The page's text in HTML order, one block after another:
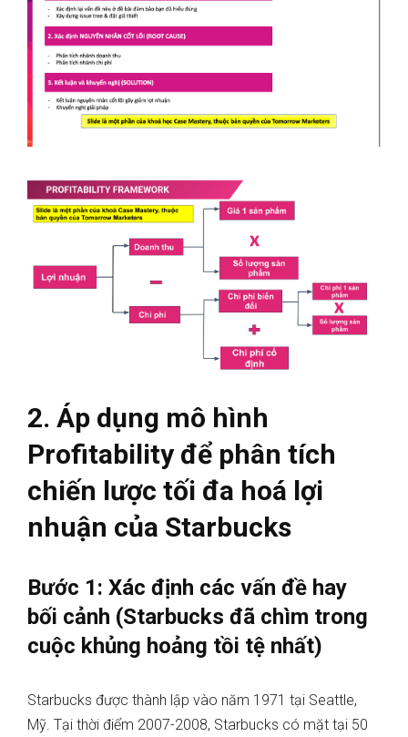
2. Áp dụng mô hình
Profitability để phân tích
chiến lược tối đa hoá lợi
nhuận của Starbucks
Bước 1: Xác định các vấn đề hay
bối cảnh (Starbucks đã chìm trong
cuộc khủng hoảng tồi tệ nhất)
Starbucks được thành lập vào năm 1971 tại Seattle,
Mỹ. Tại thời điểm 2007-2008, Starbucks có mặt tại 50